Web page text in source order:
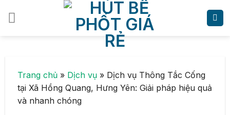
Trang chủ » Dịch vụ » Dịch vụ Thông Tắc Cống
tại Xã Hồng Quang, Hưng Yên: Giải pháp hiệu quả
và nhanh chóng